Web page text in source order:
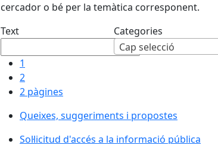
cercador o bé per la temàtica corresponent.
Text
Categories
Cap selecció
1
2
2 pàgines
Queixes, suggeriments i propostes
Sol·licitud d'accés a la informació pública